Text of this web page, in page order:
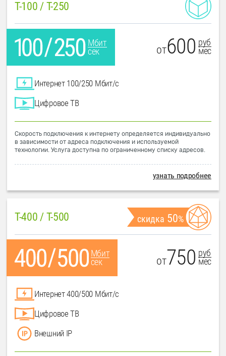
T-100 / T-250
Мбит
сек
от600 руб
мес
Интернет 100/250 Мбит/с
Цифровое ТВ
Скорость подключения к интернету определяется индивидуально
в зависимости от адреса подключения и используемой
технологии. Услуга доступна по ограниченному списку адресов.
узнать подробнее
T-400 / T-500 скидка 50%
Мбит
сек
от750 руб
мес
Интернет 400/500 Мбит/с
Цифровое ТВ
Внешний IP